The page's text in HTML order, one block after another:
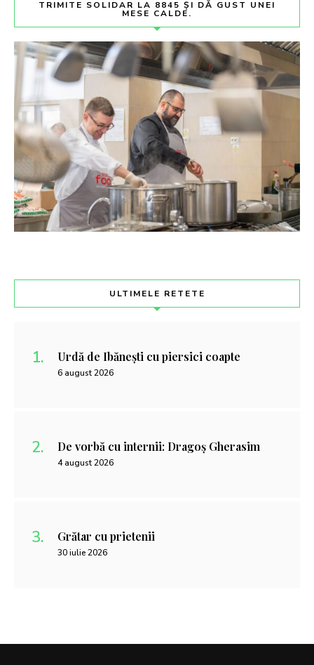
TRIMITE SOLIDAR LA 8845 ȘI DĂ GUST UNEI
MESE CALDE.
ULTIMELE RETETE
Urdă de Ibănești cu piersici coapte
6 august 2026
De vorbă cu internii: Dragoș Gherasim
4 august 2026
Grătar cu prietenii
30 iulie 2026